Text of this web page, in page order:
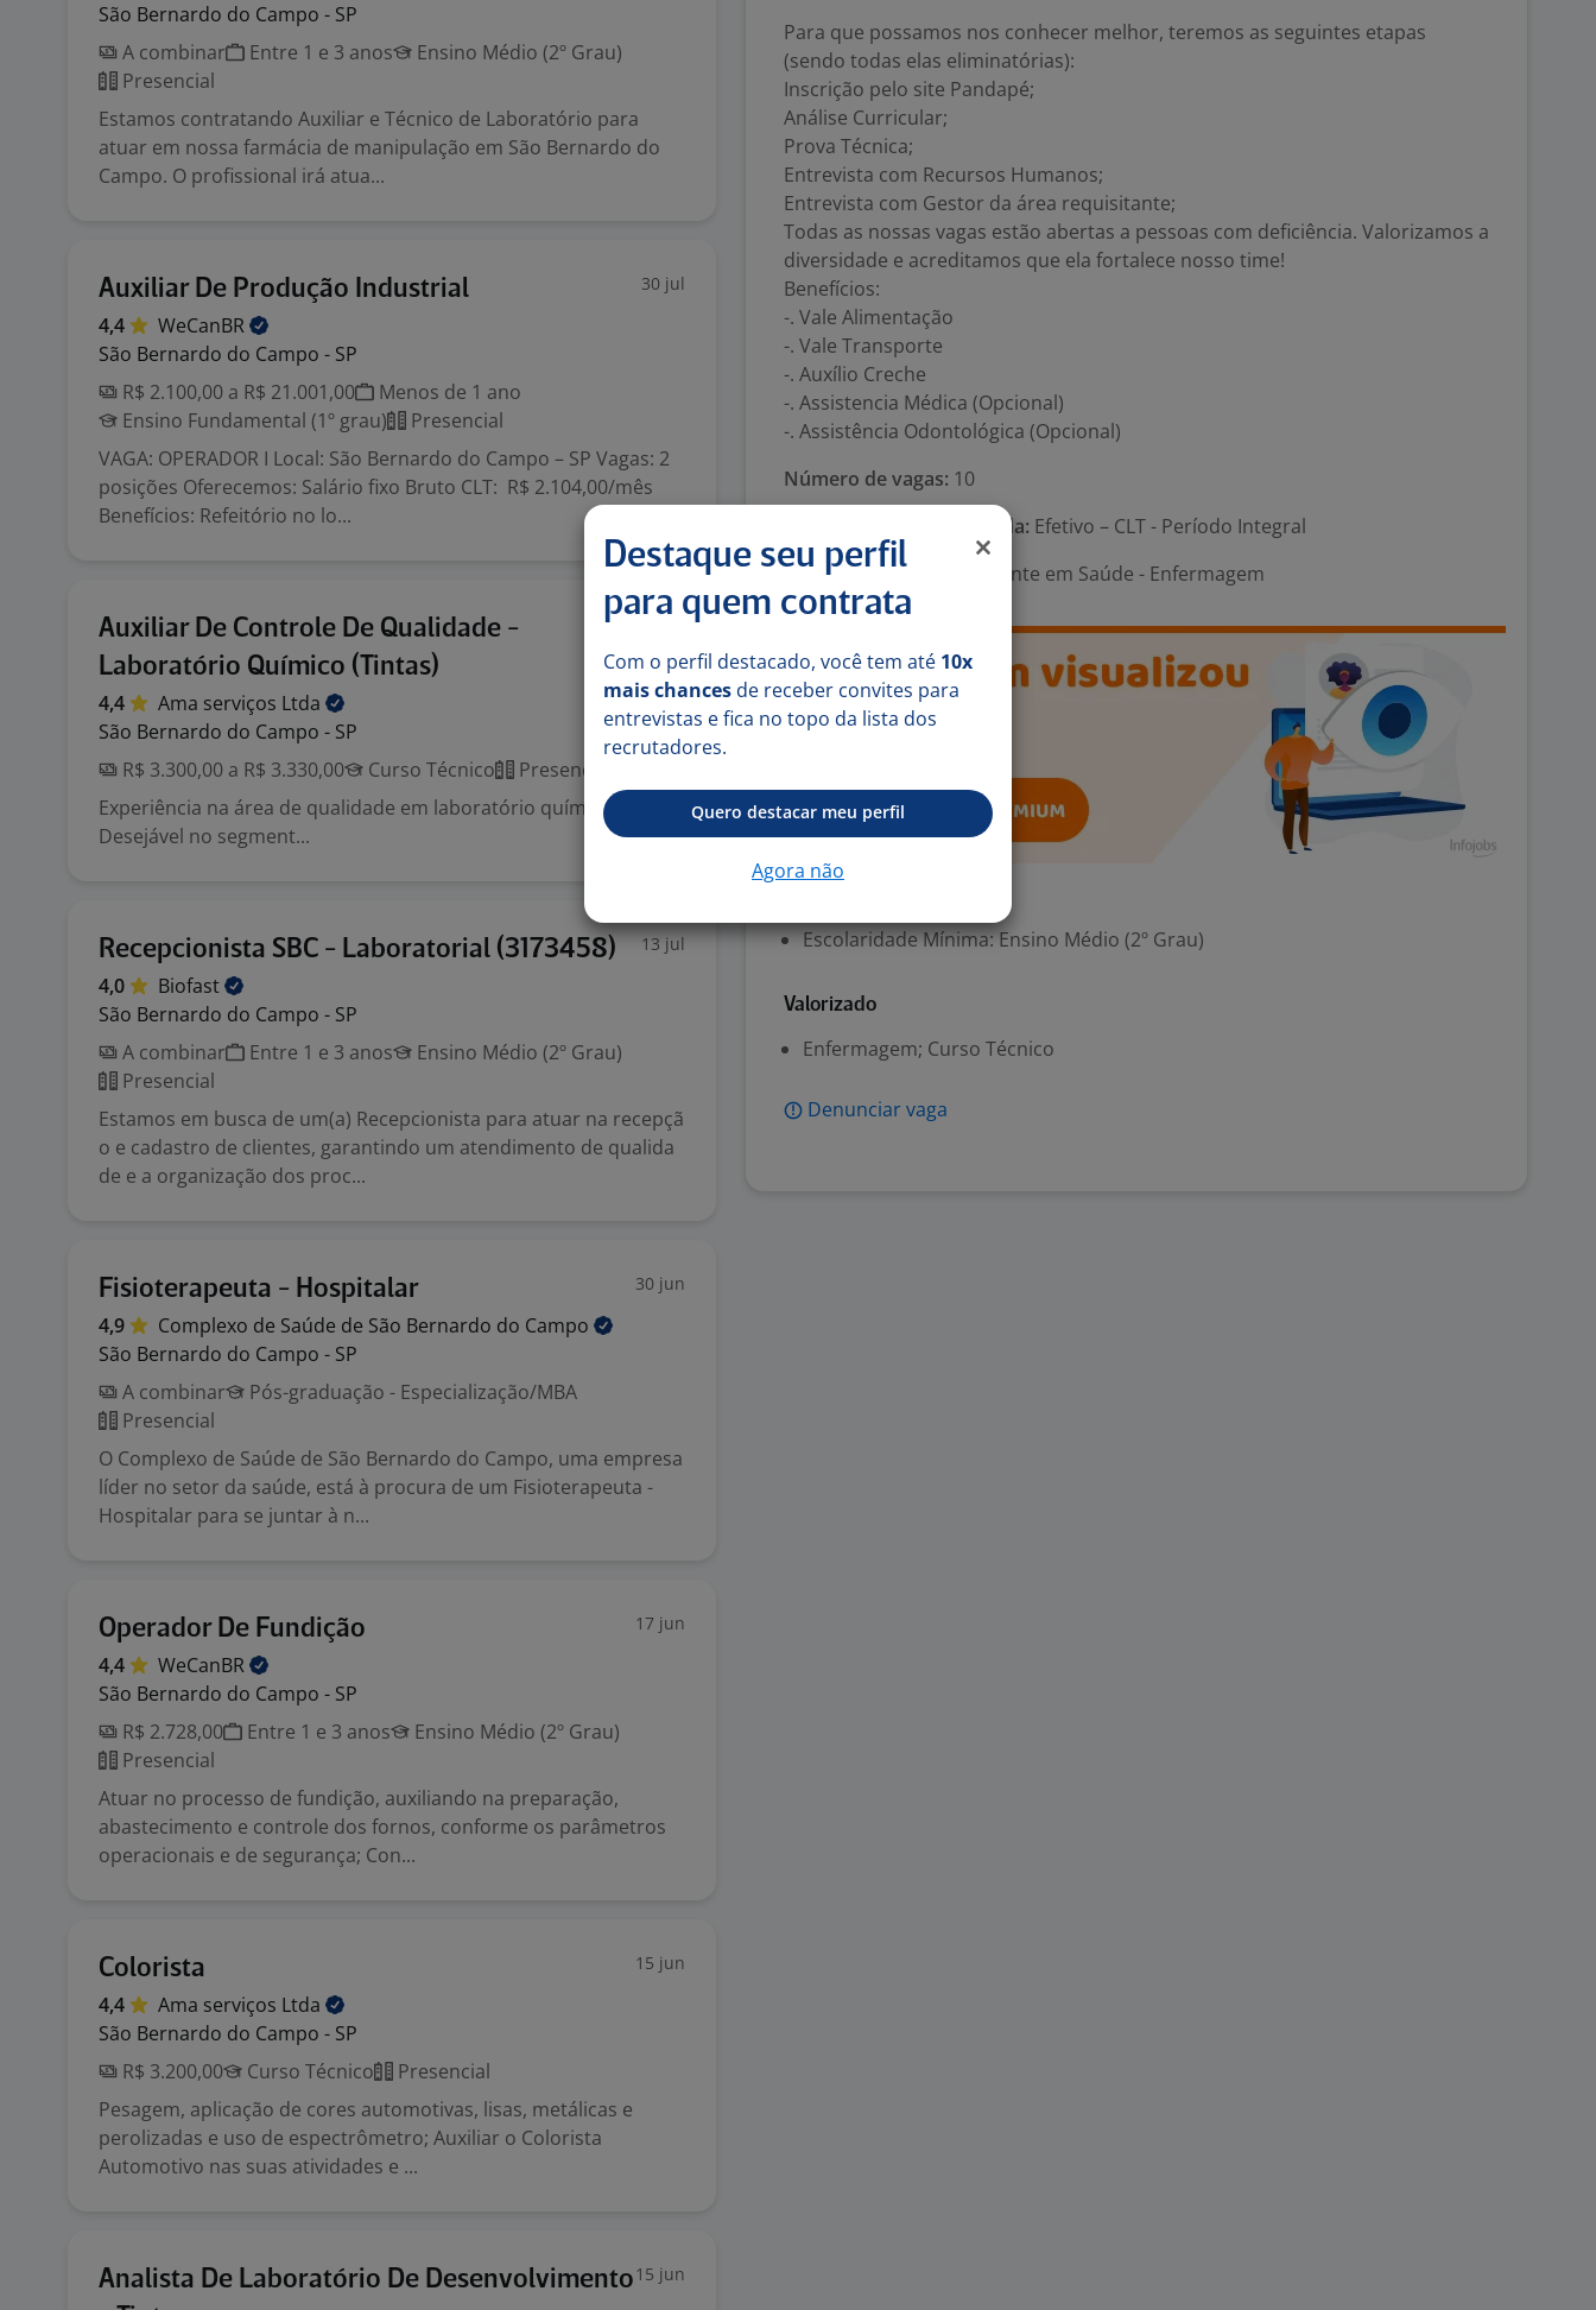
São Bernardo do Campo - SP
A combinar
Entre 1 e 3 anos
Ensino Médio (2º Grau)
Presencial
Estamos contratando Auxiliar e Técnico de Laboratório para
atuar em nossa farmácia de manipulação em São Bernardo do
Campo. O profissional irá atua...
Auxiliar De Produção Industrial 30 jul
4,4
WeCanBR
São Bernardo do Campo - SP
R$ 2.100,00 a R$ 21.001,00
Menos de 1 ano
Ensino Fundamental (1º grau)
Presencial
VAGA: OPERADOR I Local: São Bernardo do Campo – SP Vagas: 2
posições Oferecemos: Salário fixo Bruto CLT: R$ 2.104,00/mês
Benefícios: Refeitório no lo...
Auxiliar De Controle De Qualidade -
Laboratório Químico (Tintas)
4,4 Ama serviços Ltda
São Bernardo do Campo - SP
R$ 3.300,00 a R$ 3.330,00
Curso Técnico
Presencial
Experiência na área de qualidade em laboratório químico.
Desejável no segment...
Recepcionista SBC - Laboratorial (3173458) 13 jul
4,0
Biofast
São Bernardo do Campo - SP
A combinar
Entre 1 e 3 anos
Ensino Médio (2º Grau)
Presencial
Estamos em busca de um(a) Recepcionista para atuar na recepçã
o e cadastro de clientes, garantindo um atendimento de qualida
de e a organização dos proc...
Fisioterapeuta - Hospitalar 30 jun
4,9 Complexo de Saúde de São Bernardo do Campo
São Bernardo do Campo - SP
A combinar
Pós-graduação - Especialização/MBA
Presencial
O Complexo de Saúde de São Bernardo do Campo, uma empresa
líder no setor da saúde, está à procura de um Fisioterapeuta -
Hospitalar para se juntar à n...
Operador De Fundição 17 jun
4,4
WeCanBR
São Bernardo do Campo - SP
R$ 2.728,00
Entre 1 e 3 anos
Ensino Médio (2º Grau)
Presencial
Atuar no processo de fundição, auxiliando na preparação,
abastecimento e controle dos fornos, conforme os parâmetros
operacionais e de segurança; Con...
Colorista 15 jun
4,4 Ama serviços Ltda
São Bernardo do Campo - SP
R$ 3.200,00
Curso Técnico
Presencial
Pesagem, aplicação de cores automotivas, lisas, metálicas e
perolizadas e uso de espectrômetro; Auxiliar o Colorista
Automotivo nas suas atividades e ...
Analista De Laboratório De Desenvolvimento15 jun
Para que possamos nos conhecer melhor, teremos as seguintes etapas
(sendo todas elas eliminatórias):
Inscrição pelo site Pandapé;
Análise Curricular;
Prova Técnica;
Entrevista com Recursos Humanos;
Entrevista com Gestor da área requisitante;
Todas as nossas vagas estão abertas a pessoas com deficiência. Valorizamos a
diversidade e acreditamos que ela fortalece nosso time!
Benefícios:
-. Vale Alimentação
-. Vale Transporte
-. Auxílio Creche
-. Assistencia Médica (Opcional)
-. Assistência Odontológica (Opcional)
Número de vagas: 10
Tipo de contrato e Jornada: Efetivo – CLT - Período Integral
Área Profissional:
Assistente em Saúde - Enfermagem
Escolaridade Mínima: Ensino Médio (2º Grau)
Valorizado
Enfermagem; Curso Técnico
Denunciar vaga
Destaque seu perfil
para quem contrata
Com o perfil destacado, você tem até 10x
mais chances de receber convites para
entrevistas e fica no topo da lista dos
recrutadores.
Quero destacar meu perfil
Agora não